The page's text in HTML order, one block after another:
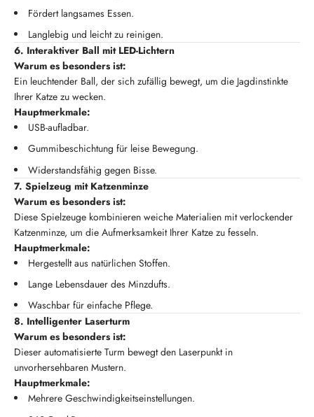
Fördert langsames Essen.
Langlebig und leicht zu reinigen.
6. Interaktiver Ball mit LED-Lichtern
Warum es besonders ist:
Ein leuchtender Ball, der sich zufällig bewegt, um die Jagdinstinkte
Ihrer Katze zu wecken.
Hauptmerkmale:
USB-aufladbar.
Gummibeschichtung für leise Bewegung.
Widerstandsfähig gegen Bisse.
7. Spielzeug mit Katzenminze
Warum es besonders ist:
Diese Spielzeuge kombinieren weiche Materialien mit verlockender
Katzenminze, um die Aufmerksamkeit Ihrer Katze zu fesseln.
Hauptmerkmale:
Hergestellt aus natürlichen Stoffen.
Lange Lebensdauer des Minzdufts.
Waschbar für einfache Pflege.
8. Intelligenter Laserturm
Warum es besonders ist:
Dieser automatisierte Turm bewegt den Laserpunkt in
unvorhersehbaren Mustern.
Hauptmerkmale:
Mehrere Geschwindigkeitseinstellungen.